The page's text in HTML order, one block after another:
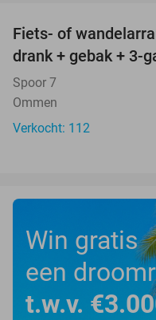
Fiets- of
drank + gebak + 3-
Spoor 7
Ommen
Verkocht: 112
Win gratis
een
t.w.v.